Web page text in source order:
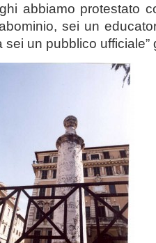
abbiamo protestato
sei un
un pubblico ufficiale”